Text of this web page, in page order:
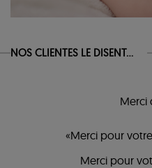
NOS CLIENTES LE DISENT...
Merci
«Merci pour
Merci pour